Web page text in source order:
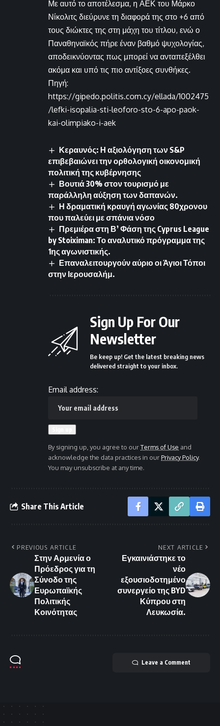
Με αυτό το αποτέλεσμα, η ΑΕΚ του Μάρκο
Νίκολιτς διεύρυνε τη διαφορά της στο +6 από
τους διώκτες της στη μάχη του τίτλου, ενώ ο
Παναθηναϊκός πήρε έναν βαθμό ψυχολογίας,
αποδεικνύοντας πως μπορεί να ανταπεξέλθει
ακόμα και υπό τις πιο αντίξοες συνθήκες.
Πηγή:
https://gipedo.politis.com.cy/ellada/1002475
/lefki-isopalia-sti-leoforo-sto-6-apo-paok-
kai-olimpiako-i-aek
Κεραυνός: Η αξιολόγηση των S&P
επιβεβαιώνει την ορθολογική οικονομική
πολιτική της κυβέρνησης
Βουτιά 30% στον τουρισμό με
παράλληλη αύξηση των δαπανών.
Η δραματική κραυγή αγωνίας 80χρονου
που παλεύει με σπάνια νόσο
Πρεμιέρα στη Β’ Φάση της Cyprus League
by Stoiximan: Το αναλυτικό πρόγραμμα της
1ης αγωνιστικής.
Επαναλειτουργούν αύριο οι Άγιοι Τόποι
στην Ιερουσαλήμ.
Sign Up For Our
Newsletter
Be keep up! Get the latest breaking news
delivered straight to your inbox.
Email address:
By signing up, you agree to ourTerms of Use and
acknowledge the data practices in ourPrivacy Policy.
You may unsubscribe at any time.
Share This Article
PREVIOUS ARTICLE
Στην Αρμενία ο
Πρόεδρος για τη
Σύνοδο της
Ευρωπαϊκής
Πολιτικής
Κοινότητας
NEXT ARTICLE
Εγκαινιάστηκε το
νέο
εξουσιοδοτημένο
συνεργείο της BYD
Κύπρου στη
Λευκωσία.
Leave a Comment